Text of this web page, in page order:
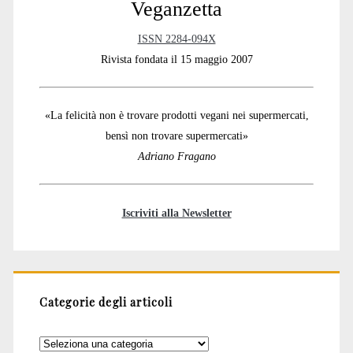
Veganzetta
ISSN 2284-094X
Rivista fondata il 15 maggio 2007
«La felicità non è trovare prodotti vegani nei supermercati,
bensì non trovare supermercati»
Adriano Fragano
Iscriviti alla Newsletter
Categorie degli articoli
Categorie